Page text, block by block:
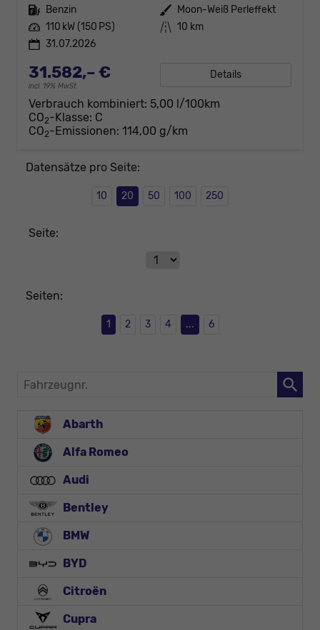
Kraftstoff Benzin Außenfarbe Moon-Weiß Perleffekt
Leistung 110 kW (150 PS) Kilometerstand 10 km
31.07.2026
31.582,– €
incl. 19% MwSt.
Details
Verbrauch kombiniert: 5,00 l/100km
CO2-Klasse: C
CO2-Emissionen: 114,00 g/km
Datensätze pro Seite:
10 20 50 100 250
Seite:
Seiten:
1 2 3 4 ... 6
Fahrzeugnr.
Abarth
Alfa Romeo
Audi
Bentley
BMW
BYD
Citroën
Cupra